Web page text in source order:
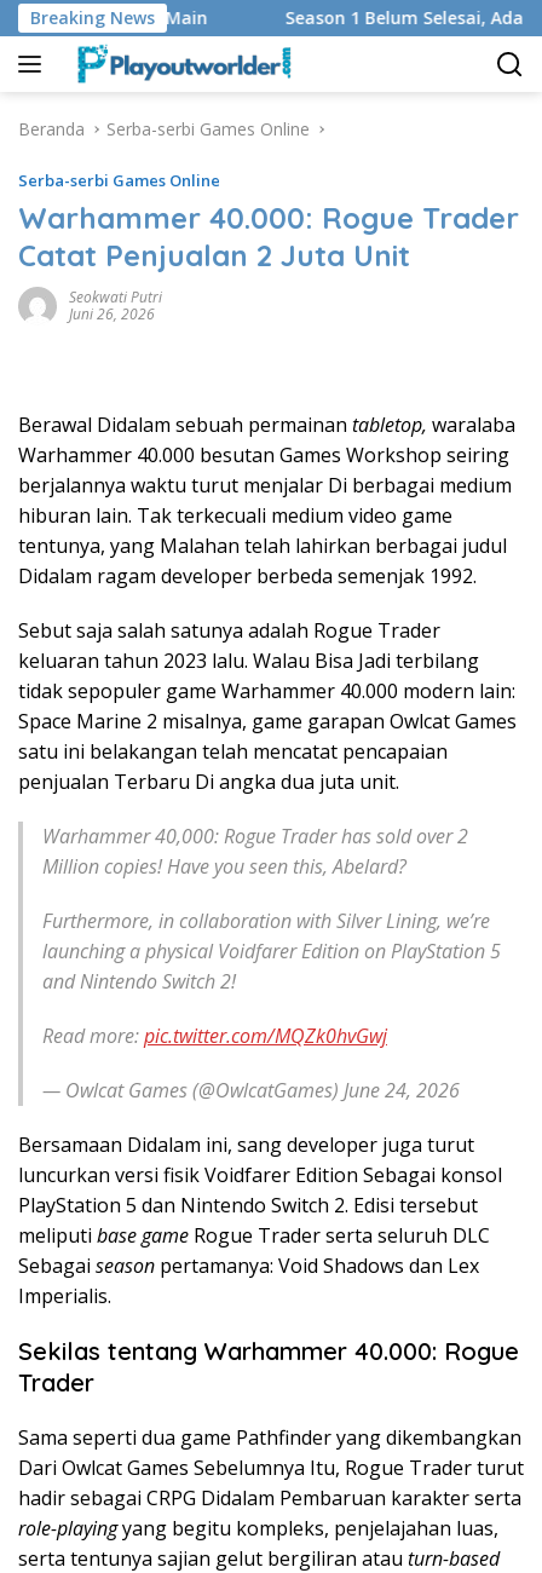
Langsung
ke
konten
Breaking News
Regu yang Main Season 1 Belum Selesai, Adaptasi
Beranda Serba-serbi Games Online
Serba-serbi Games Online
Warhammer 40.000: Rogue Trader
Catat Penjualan 2 Juta Unit
Seokwati Putri
Juni 26, 2026
Berawal Didalam sebuah permainan tabletop, waralaba
Warhammer 40.000 besutan Games Workshop seiring
berjalannya waktu turut menjalar Di berbagai medium
hiburan lain. Tak terkecuali medium video game
tentunya, yang Malahan telah lahirkan berbagai judul
Didalam ragam developer berbeda semenjak 1992.
Sebut saja salah satunya adalah Rogue Trader
keluaran tahun 2023 lalu. Walau Bisa Jadi terbilang
tidak sepopuler game Warhammer 40.000 modern lain:
Space Marine 2 misalnya, game garapan Owlcat Games
satu ini belakangan telah mencatat pencapaian
penjualan Terbaru Di angka dua juta unit.
Warhammer 40,000: Rogue Trader has sold over 2
Million copies! Have you seen this, Abelard?
Furthermore, in collaboration with Silver Lining, we’re
launching a physical Voidfarer Edition on PlayStation 5
and Nintendo Switch 2!
Read more:pic.twitter.com/MQZk0hvGwj
— Owlcat Games (@OwlcatGames) June 24, 2026
Bersamaan Didalam ini, sang developer juga turut
luncurkan versi fisik Voidfarer Edition Sebagai konsol
PlayStation 5 dan Nintendo Switch 2. Edisi tersebut
meliputi base game Rogue Trader serta seluruh DLC
Sebagai season pertamanya: Void Shadows dan Lex
Imperialis.
Sekilas tentang Warhammer 40.000: Rogue
Trader
Sama seperti dua game Pathfinder yang dikembangkan
Dari Owlcat Games Sebelumnya Itu, Rogue Trader turut
hadir sebagai CRPG Didalam Pembaruan karakter serta
role-playingyang begitu kompleks, penjelajahan luas,
serta tentunya sajian gelut bergiliran atau turn-based